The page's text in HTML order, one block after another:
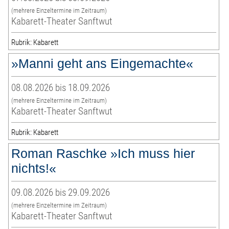
(mehrere Einzeltermine im Zeitraum)
Kabarett-Theater Sanftwut
Rubrik: Kabarett
»Manni geht ans Eingemachte«
08.08.2026 bis 18.09.2026
(mehrere Einzeltermine im Zeitraum)
Kabarett-Theater Sanftwut
Rubrik: Kabarett
Roman Raschke »Ich muss hier
nichts!«
09.08.2026 bis 29.09.2026
(mehrere Einzeltermine im Zeitraum)
Kabarett-Theater Sanftwut